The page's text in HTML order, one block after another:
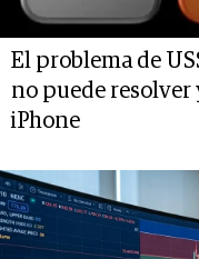
El problema de
no puede resolver
iPhone